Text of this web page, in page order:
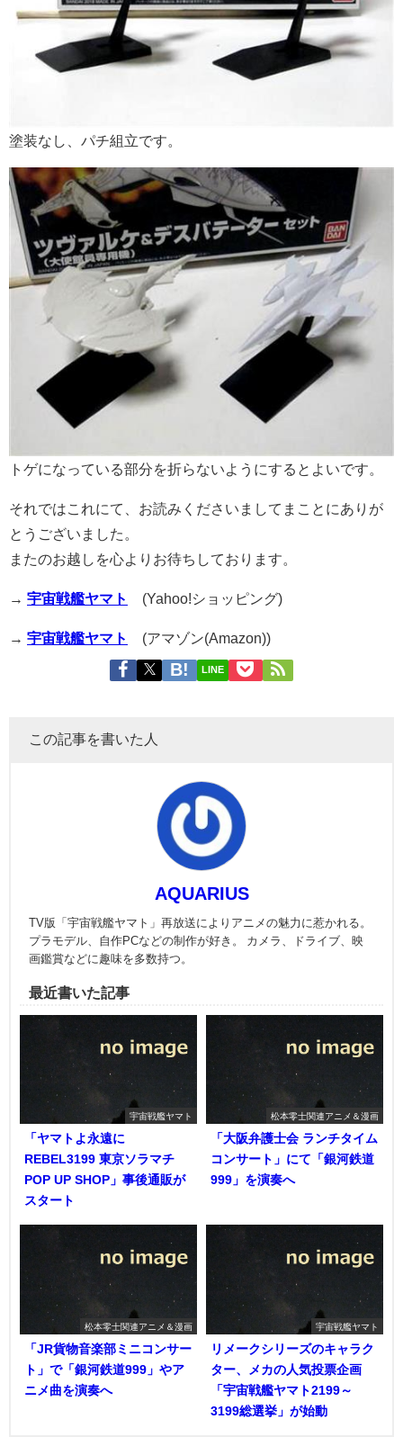
塗装なし、パチ組立です。
トゲになっている部分を折らないようにするとよいです。
それではこれにて、お読みくださいましてまことにありが
とうございました。
またのお越しを心よりお待ちしております。
→ 宇宙戦艦ヤマト (Yahoo!ショッピング)
→ 宇宙戦艦ヤマト (アマゾン(Amazon))
LINE
この記事を書いた人
AQUARIUS
TV版「宇宙戦艦ヤマト」再放送によりアニメの魅力に惹かれる。
プラモデル、自作PCなどの制作が好き。 カメラ、ドライブ、映
画鑑賞などに趣味を多数持つ。
最近書いた記事
宇宙戦艦ヤマト
「ヤマトよ永遠に
REBEL3199 東京ソラマチ
POP UP SHOP」事後通販が
スタート
松本零士関連アニメ＆漫画
「大阪弁護士会 ランチタイム
コンサート」にて「銀河鉄道
999」を演奏へ
松本零士関連アニメ＆漫画
「JR貨物音楽部ミニコンサー
ト」で「銀河鉄道999」やア
ニメ曲を演奏へ
宇宙戦艦ヤマト
リメークシリーズのキャラク
ター、メカの人気投票企画
「宇宙戦艦ヤマト2199～
3199総選挙」が始動